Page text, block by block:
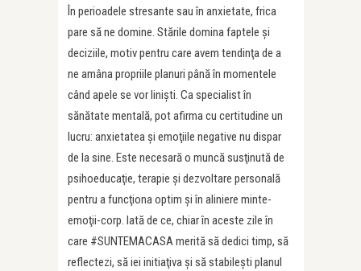
În perioadele stresante sau în anxietate, frica
pare să ne domine. Stările domina faptele şi
deciziile, motiv pentru care avem tendinţa de a
ne amâna propriile planuri până în momentele
când apele se vor linişti. Ca specialist în
sănătate mentală, pot afirma cu certitudine un
lucru: anxietatea şi emoţiile negative nu dispar
de la sine. Este necesară o muncă susţinută de
psihoeducaţie, terapie şi dezvoltare personală
pentru a funcţiona optim şi în aliniere minte-
emoţii-corp. Iată de ce, chiar în aceste zile în
care #SUNTEMACASA merită să dedici timp, să
reflectezi, să iei initiaţiva şi să stabileşti planul